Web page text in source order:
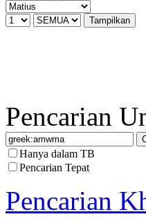
Pencarian
Hanya dalam TB
Pencarian Tepat
Pencarian